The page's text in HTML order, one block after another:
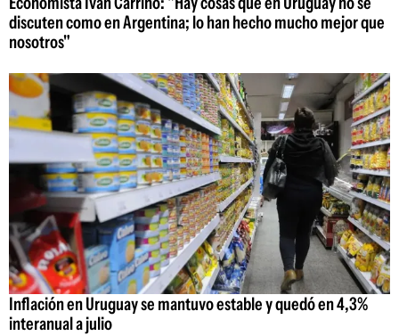
discuten como en Argentina; lo han hecho mucho mejor que
nosotros"
Inflación en Uruguay se mantuvo estable y quedó en 4,3%
interanual a julio